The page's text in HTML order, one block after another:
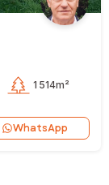
1 514m²
WhatsApp